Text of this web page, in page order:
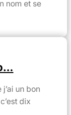
nom et se
un bon
dix